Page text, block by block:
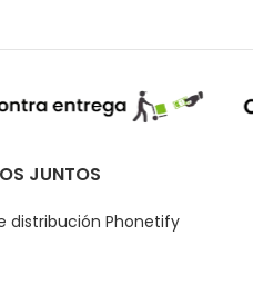
JUNTOS
distribución Phonetify